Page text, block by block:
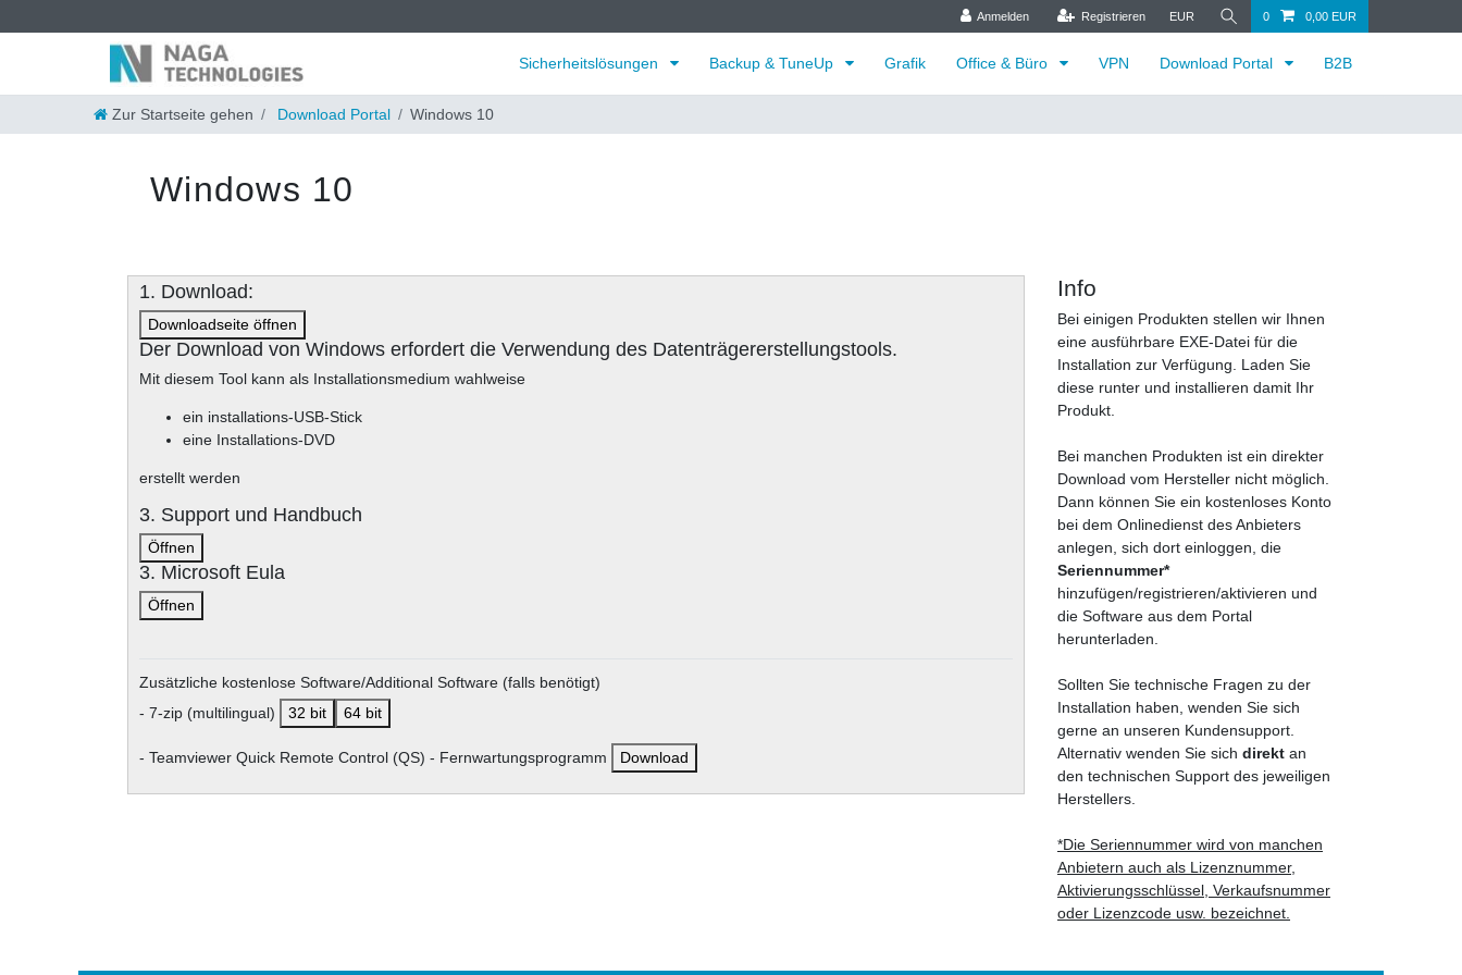
Anmelden Registrieren EUR 0 0,00 EUR
Sicherheitslösungen Backup & TuneUp Grafik Office & Büro VPN Download Portal B2B
Zur Startseite gehen Download Portal Windows 10
Windows 10
1. Download:
Downloadseite öffnen
Der Download von Windows erfordert die Verwendung des Datenträgererstellungstools.
Mit diesem Tool kann als Installationsmedium wahlweise
ein installations-USB-Stick
eine Installations-DVD
erstellt werden
3. Support und Handbuch
Öffnen
3. Microsoft Eula
Öffnen
Zusätzliche kostenlose Software/Additional Software (falls benötigt)
- 7-zip (multilingual)
32 bit 64 bit
- Teamviewer Quick Remote Control (QS) - Fernwartungsprogramm Download
Info
Bei einigen Produkten stellen wir Ihnen
eine ausführbare EXE-Datei für die
Installation zur Verfügung. Laden Sie
diese runter und installieren damit Ihr
Produkt.
Bei manchen Produkten ist ein direkter
Download vom Hersteller nicht möglich.
Dann können Sie ein kostenloses Konto
bei dem Onlinedienst des Anbieters
anlegen, sich dort einloggen, die
Seriennummer*
hinzufügen/registrieren/aktivieren und
die Software aus dem Portal
herunterladen.
Sollten Sie technische Fragen zu der
Installation haben, wenden Sie sich
gerne an unseren Kundensupport.
Alternativ wenden Sie sich direkt an
den technischen Support des jeweiligen
Herstellers.
*Die Seriennummer wird von manchen
Anbietern auch als Lizenznummer,
Aktivierungsschlüssel, Verkaufsnummer
oder Lizenzcode usw. bezeichnet.